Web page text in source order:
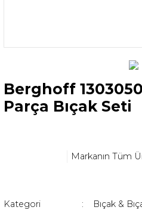
Berghoff
Parça Bıçak Seti
Markanın Tüm
Kategori
Bıçak &